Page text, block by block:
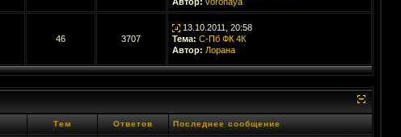
46 3707
13.10.2011, 20:58
Тема: С-Пб ФК 4К
Автор: Лорана
Тем Ответов Последнее сообщение